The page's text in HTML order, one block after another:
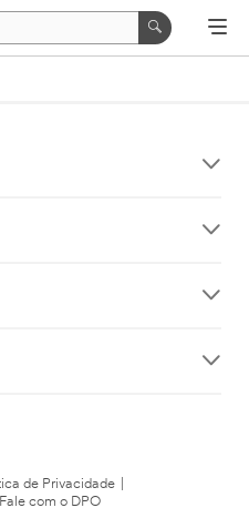
de Privacidade
Fale com o DPO